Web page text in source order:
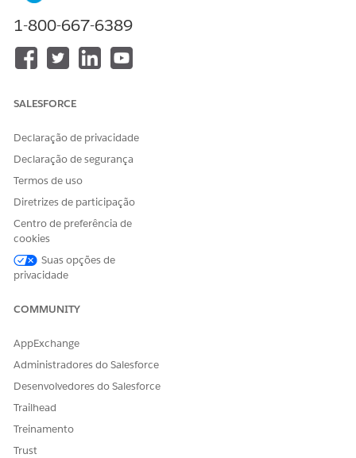
atribuição e roteamento de omnichannel
roteado para o agente de suporte certo usando uma
Use as Regras de atribuição para encaminhar
automaticamente incidentes, problemas, solicitações de
alteração, versões e solicitações de serviço para o usuário
ou fila certos, reduzindo a atribuição manual. Com a
atribuição baseada em regra, use atributos de um registro
para avaliar com relação aos critérios predefinidos e
encaminhar a solicitação recebida para um usuário ou
uma fila.
Roteamento de omnichannel para serviços de TI
TI recebidos, como incidentes, problemas e solicitações
adequados. O roteamento de omnichannel garante que
todos os problemas de TI, seja por email, chat, telefone
disponibilidade, na carga de trabalho e nas habilidades
especializadas, o que simplifica a entrega de serviços de TI
e minimiza os atrasos.
1-800-667-6389
SALESFORCE
Declaração de privacidade
Declaração de segurança
Termos de uso
Diretrizes de participação
Centro de preferência de
cookies
Suas opções de
privacidade
COMMUNITY
AppExchange
Administradores do Salesforce
Desenvolvedores do Salesforce
Trailhead
Treinamento
Trust